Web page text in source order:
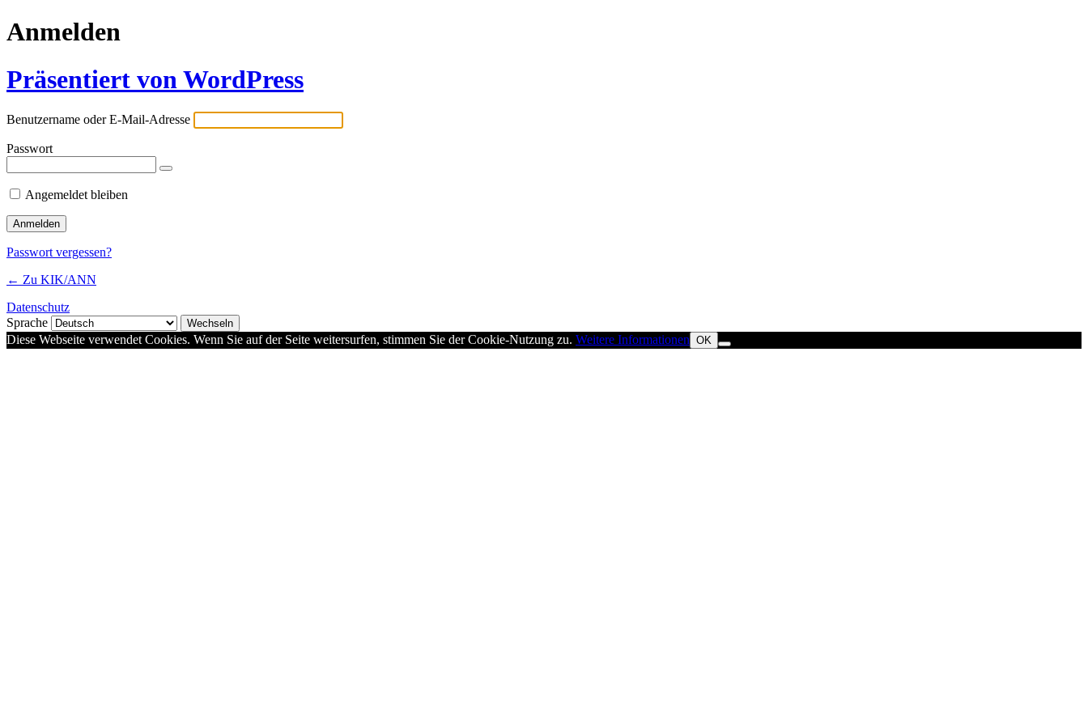
Anmelden
Präsentiert von WordPress
Benutzername oder E-Mail-Adresse
Passwort
Angemeldet bleiben
Passwort vergessen?
← Zu KIK/ANN
Datenschutz
Sprache
Diese Webseite verwendet Cookies. Wenn Sie auf der Seite weitersurfen, stimmen Sie der Cookie-Nutzung zu. Weitere Informationen OK